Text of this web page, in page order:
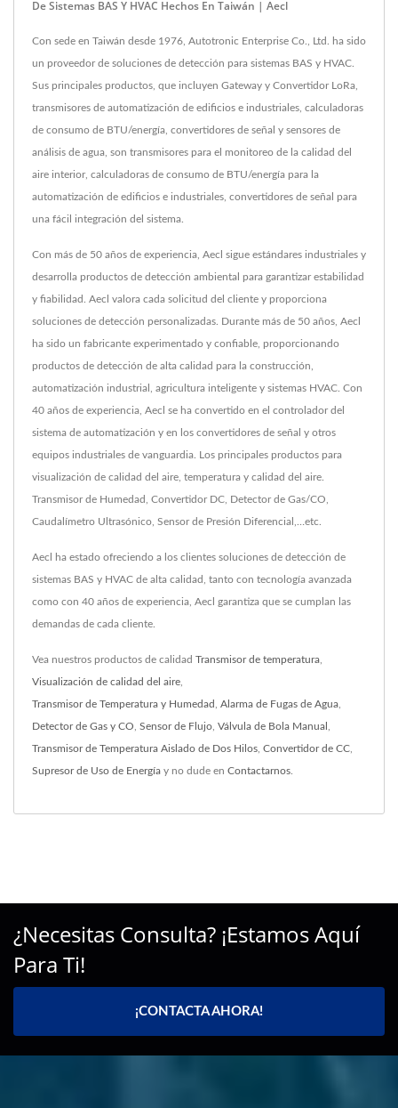
De Sistemas BAS Y HVAC Hechos En Taiwán | Aecl
Con sede en Taiwán desde 1976, Autotronic Enterprise Co., Ltd. ha sido
un proveedor de soluciones de detección para sistemas BAS y HVAC.
Sus principales productos, que incluyen Gateway y Convertidor LoRa,
transmisores de automatización de edificios e industriales, calculadoras
de consumo de BTU/energía, convertidores de señal y sensores de
análisis de agua, son transmisores para el monitoreo de la calidad del
aire interior, calculadoras de consumo de BTU/energía para la
automatización de edificios e industriales, convertidores de señal para
una fácil integración del sistema.
Con más de 50 años de experiencia, Aecl sigue estándares industriales y
desarrolla productos de detección ambiental para garantizar estabilidad
y fiabilidad. Aecl valora cada solicitud del cliente y proporciona
soluciones de detección personalizadas. Durante más de 50 años, Aecl
ha sido un fabricante experimentado y confiable, proporcionando
productos de detección de alta calidad para la construcción,
automatización industrial, agricultura inteligente y sistemas HVAC. Con
40 años de experiencia, Aecl se ha convertido en el controlador del
sistema de automatización y en los convertidores de señal y otros
equipos industriales de vanguardia. Los principales productos para
visualización de calidad del aire, temperatura y calidad del aire.
Transmisor de Humedad, Convertidor DC, Detector de Gas/CO,
Caudalímetro Ultrasónico, Sensor de Presión Diferencial,…etc.
Aecl ha estado ofreciendo a los clientes soluciones de detección de
sistemas BAS y HVAC de alta calidad, tanto con tecnología avanzada
como con 40 años de experiencia, Aecl garantiza que se cumplan las
demandas de cada cliente.
Vea nuestros productos de calidad Transmisor de temperatura
Visualización de calidad del aire
Transmisor de Temperatura y Humedad Alarma de Fugas de Agua
Detector de Gas y CO Sensor de Flujo Válvula de Bola Manual
Transmisor de Temperatura Aislado de Dos Hilos Convertidor de CC
Supresor de Uso de Energía y no dude en Contactarnos
¿Necesitas Consulta? ¡Estamos Aquí
Para Ti!
¡CONTACTA AHORA!